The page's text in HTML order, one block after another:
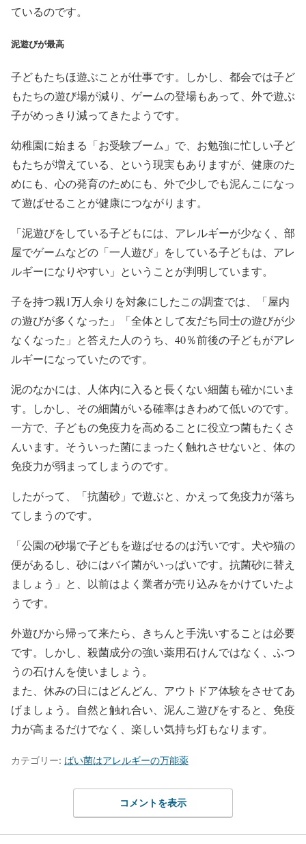
ているのです。
泥遊びが最高
子どもたちほ遊ぶことが仕事です。しかし、都会では子ど
もたちの遊び場が減り、ゲームの登場もあって、外で遊ぶ
子がめっきり減ってきたようです。
幼稚園に始まる「お受験ブーム」で、お勉強に忙しい子ど
もたちが増えている、という現実もありますが、健康のた
めにも、心の発育のためにも、外で少しでも泥んこになっ
て遊ばせることが健康につながります。
「泥遊びをしている子どもには、アレルギーが少なく、部
屋でゲームなどの「一人遊び」をしている子どもは、アレ
ルギーになりやすい」ということが判明しています。
子を持つ親1万人余りを対象にしたこの調査では、「屋内
の遊びが多くなった」「全体として友だち同士の遊びが少
なくなった」と答えた人のうち、40％前後の子どもがアレ
ルギーになっていたのです。
泥のなかには、人体内に入ると長くない細菌も確かにいま
す。しかし、その細菌がいる確率はきわめて低いのです。
一方で、子どもの免疫力を高めることに役立つ菌もたくさ
んいます。そういった菌にまったく触れさせないと、体の
免疫力が弱まってしまうのです。
したがって、「抗菌砂」で遊ぶと、かえって免疫力が落ち
てしまうのです。
「公園の砂場で子どもを遊ばせるのは汚いです。犬や猫の
便があるし、砂にはバイ菌がいっぱいです。抗菌砂に替え
ましょう」と、以前はよく業者が売り込みをかけていたよ
うです。
外遊びから帰って来たら、きちんと手洗いすることは必要
です。しかし、殺菌成分の強い薬用石けんではなく、ふつ
うの石けんを使いましょう。
また、休みの日にはどんどん、アウトドア体験をさせてあ
げましょう。自然と触れ合い、泥んこ遊びをすると、免疫
力が高まるだけでなく、楽しい気持ち灯もなります。
カテゴリー: ばい菌はアレルギーの万能薬
コメントを表示